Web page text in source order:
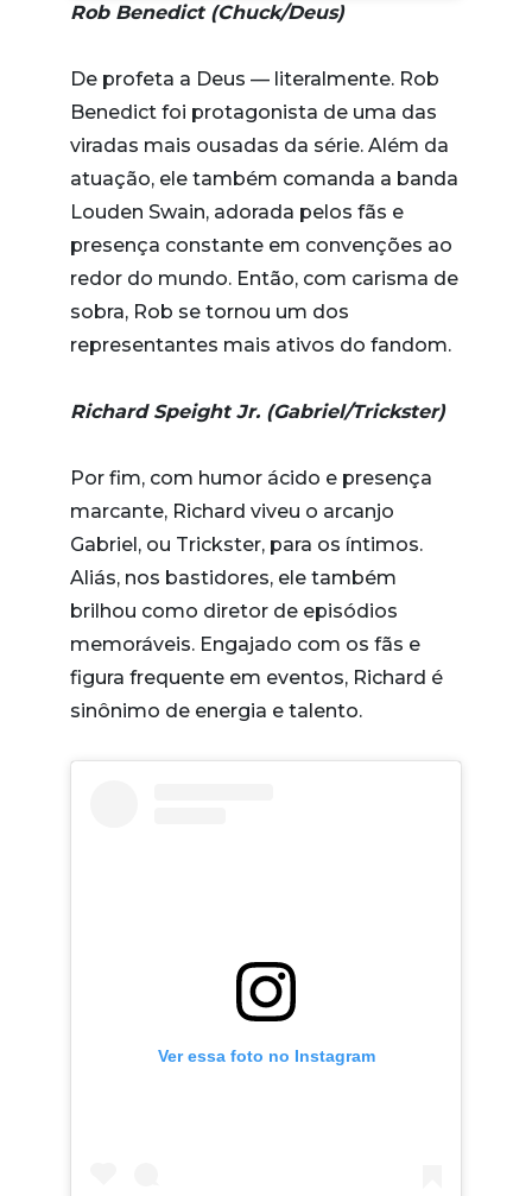
Rob Benedict (Chuck/Deus)
De profeta a Deus — literalmente. Rob
Benedict foi protagonista de uma das
viradas mais ousadas da série. Além da
atuação, ele também comanda a banda
Louden Swain, adorada pelos fãs e
presença constante em convenções ao
redor do mundo. Então, com carisma de
sobra, Rob se tornou um dos
representantes mais ativos do fandom.
Richard Speight Jr. (Gabriel/Trickster)
Por fim, com humor ácido e presença
marcante, Richard viveu o arcanjo
Gabriel, ou Trickster, para os íntimos.
Aliás, nos bastidores, ele também
brilhou como diretor de episódios
memoráveis. Engajado com os fãs e
figura frequente em eventos, Richard é
sinônimo de energia e talento.
Ver essa foto no Instagram